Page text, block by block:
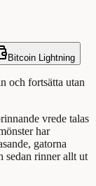
Bitcoin Lightning
och fortsätta utan
vrede talas
har
gatorna
sedan rinner allt ut